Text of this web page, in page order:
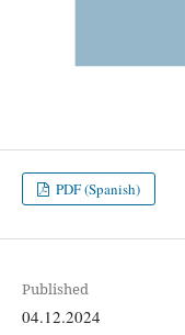
PDF (Spanish)
Published
04.12.2024